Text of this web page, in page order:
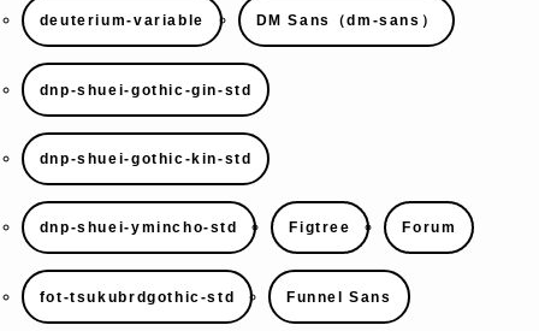
deuterium-variable DM Sans（dm-sans）
dnp-shuei-gothic-gin-std
dnp-shuei-gothic-kin-std
dnp-shuei-ymincho-std Figtree Forum
fot-tsukubrdgothic-std Funnel Sans